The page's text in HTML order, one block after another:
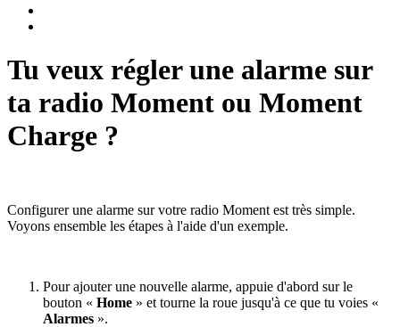
Tu veux régler une alarme sur
ta radio Moment ou Moment
Charge ?
Configurer une alarme sur votre radio Moment est très simple.
Voyons ensemble les étapes à l'aide d'un exemple.
Pour ajouter une nouvelle alarme, appuie d'abord sur le
bouton « Home » et tourne la roue jusqu'à ce que tu voies «
Alarmes ».